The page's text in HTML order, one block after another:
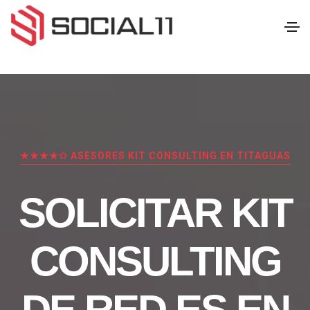
★★★★✩ ASESORES KIT CONSULTING EN TITAGUAS
SOLICITAR KIT
CONSULTING